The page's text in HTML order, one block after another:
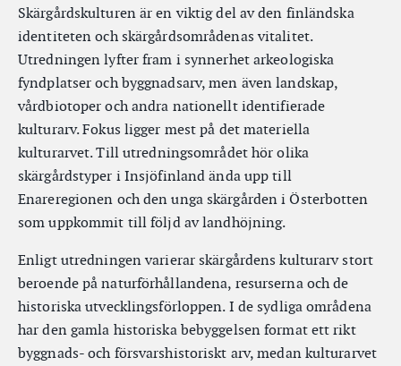
Skärgårdskulturen är en viktig del av den finländska
identiteten och skärgårdsområdenas vitalitet.
Utredningen lyfter fram i synnerhet arkeologiska
fyndplatser och byggnadsarv, men även landskap,
vårdbiotoper och andra nationellt identifierade
kulturarv. Fokus ligger mest på det materiella
kulturarvet. Till utredningsområdet hör olika
skärgårdstyper i Insjöfinland ända upp till
Enareregionen och den unga skärgården i Österbotten
som uppkommit till följd av landhöjning.
Enligt utredningen varierar skärgårdens kulturarv stort
beroende på naturförhållandena, resurserna och de
historiska utvecklingsförloppen. I de sydliga områdena
har den gamla historiska bebyggelsen format ett rikt
byggnads- och försvarshistoriskt arv, medan kulturarvet